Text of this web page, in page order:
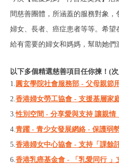
間慈善團體，所涵蓋的服務對象
婦女、長者、癌症患者等等。希
給有需要的婦女和媽媽，幫助她們
以下多個精選慈善項目任你揀！(
1. 圓玄學院社會服務部 - 父母親節
2. 香港婦女勞工協會 - 支援基層家
3.性別空間 - 分享愛與支持 讓親情
4. 青躍 - 青少女發展網絡 - 保護弱
5. 香港婦女中心協會 - 支持「課餘
6. 香港乳癌基金會 - 「乳愛同行 」